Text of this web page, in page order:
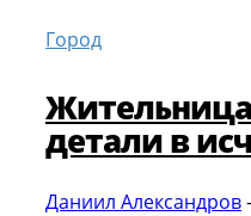
Город
Жительница
детали в
Даниил Александров-